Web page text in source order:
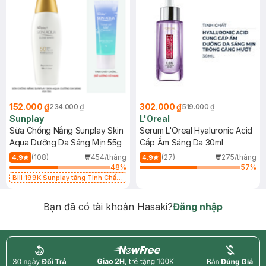
152.000 ₫234.000 ₫
Sunplay
Sữa Chống Nắng Sunplay Skin
Aqua Dưỡng Da Sáng Mịn 55g
4.9 (108)
454/tháng
48%
Bill 199K Sunplay tặng Tinh Chất
302.000 ₫519.000 ₫
L'Oreal
Serum L'Oreal Hyaluronic Acid
Cấp Ẩm Sáng Da 30ml
4.9 (27)
275/tháng
57%
Bạn đã có tài khoản Hasaki?Đăng nhập